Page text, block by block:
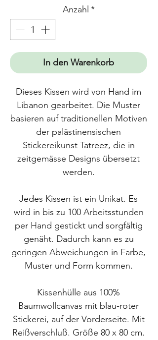
Anzahl *
In den Warenkorb
Dieses Kissen wird von Hand im
Libanon gearbeitet. Die Muster
basieren auf traditionellen Motiven
der palästinensischen
Stickereikunst Tatreez, die in
zeitgemässe Designs übersetzt
werden.
Jedes Kissen ist ein Unikat. Es
wird in bis zu 100 Arbeitsstunden
per Hand gestickt und sorgfältig
genäht. Dadurch kann es zu
geringen Abweichungen in Farbe,
Muster und Form kommen.
Kissenhülle aus 100%
Baumwollcanvas mit blau-roter
Stickerei, auf der Vorderseite. Mit
Reißverschluß. Größe 80 x 80 cm.